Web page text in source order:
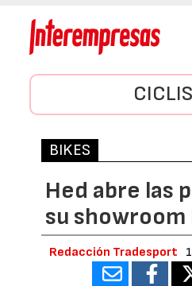
BIKES
Hed abre las
su showroom
Redacción Tradesport